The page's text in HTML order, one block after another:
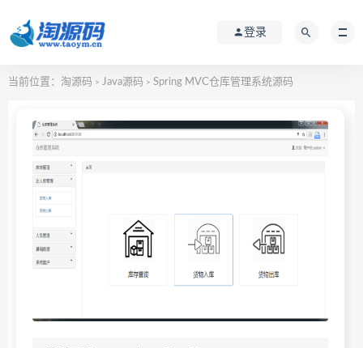
登录
当前位置： 淘源码 > Java源码 > Spring MVC仓库管理系统源码